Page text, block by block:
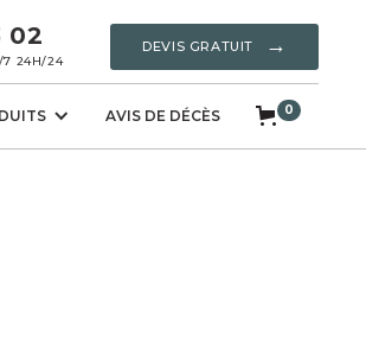
02
7 24H/24
DEVIS GRATUIT →
AVIS DE DÉCÈS 0